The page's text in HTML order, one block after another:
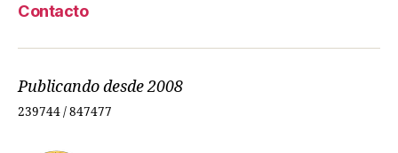
Contacto
Publicando desde 2008
239744 / 847477